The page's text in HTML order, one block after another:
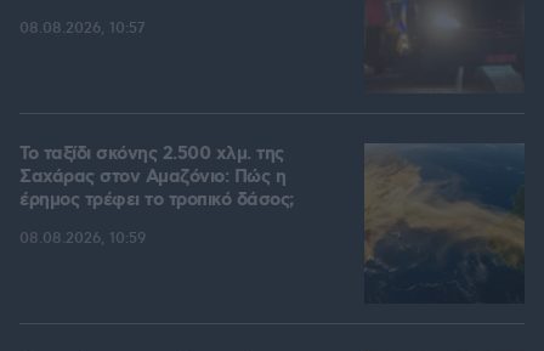
08.08.2026, 10:57
Το ταξίδι σκόνης 2.500 χλμ. της
Σαχάρας στον Αμαζόνιο: Πώς η
έρημος τρέφει το τροπικό δάσος;
08.08.2026, 10:59